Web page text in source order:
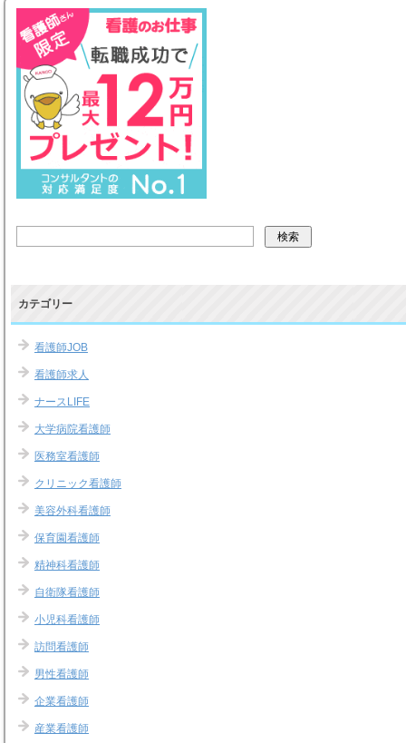
カテゴリー
看護師JOB
看護師求人
ナースLIFE
大学病院看護師
医務室看護師
クリニック看護師
美容外科看護師
保育園看護師
精神科看護師
自衛隊看護師
小児科看護師
訪問看護師
男性看護師
企業看護師
産業看護師